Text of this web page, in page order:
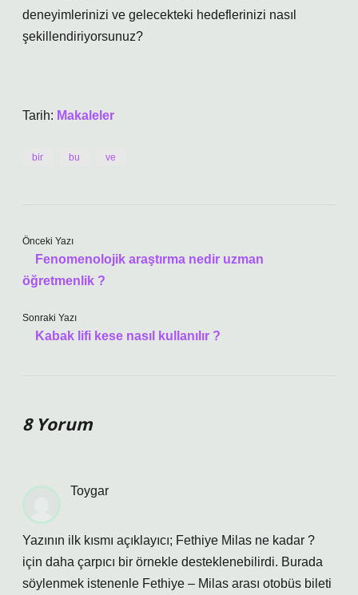
deneyimlerinizi ve gelecekteki hedeflerinizi nasıl
şekillendiriyorsunuz?
Tarih: Makaleler
bir bu ve
Önceki Yazı
Fenomenolojik araştırma nedir uzman
öğretmenlik ?
Sonraki Yazı
Kabak lifi kese nasıl kullanılır ?
8 Yorum
Toygar
Yazının ilk kısmı açıklayıcı; Fethiye Milas ne kadar ?
için daha çarpıcı bir örnekle desteklenebilirdi. Burada
söylenmek istenenle Fethiye – Milas arası otobüs bileti